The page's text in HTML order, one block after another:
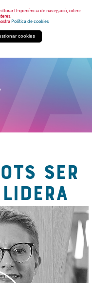
l’experiència de navegació, i oferir
Política de cookies
cookies
SER